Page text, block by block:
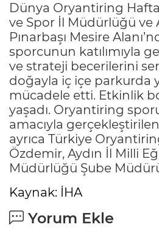
Dünya Oryantiring
ve Spor İl Müdürlüğü ve
Pınarbaşı Mesire
sporcunun katılımıyla
ve strateji becerilerini
doğayla iç içe parkurda
mücadele etti. Etkinlik
yaşadı. Oryantiring
amacıyla
ayrıca Türkiye
Özdemir, Aydın İl Milli
Müdürlüğü Şube
Kaynak: İHA
Yorum Ekle